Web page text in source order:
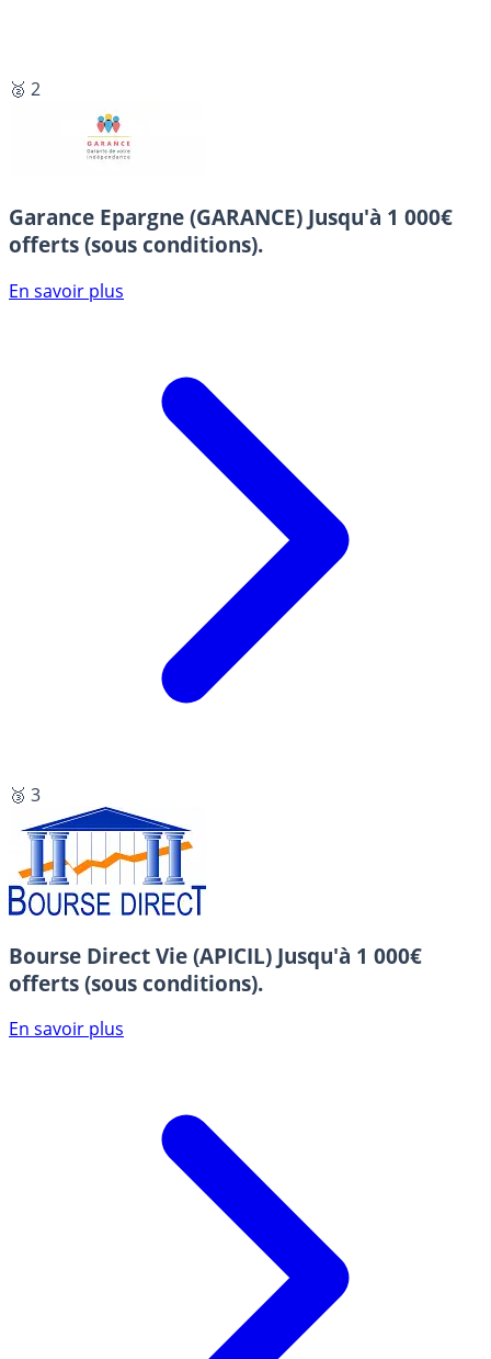
🥈 2
Garance Epargne (GARANCE) Jusqu'à 1 000€
offerts (sous conditions).
En savoir plus
🥉 3
Bourse Direct Vie (APICIL) Jusqu'à 1 000€
offerts (sous conditions).
En savoir plus